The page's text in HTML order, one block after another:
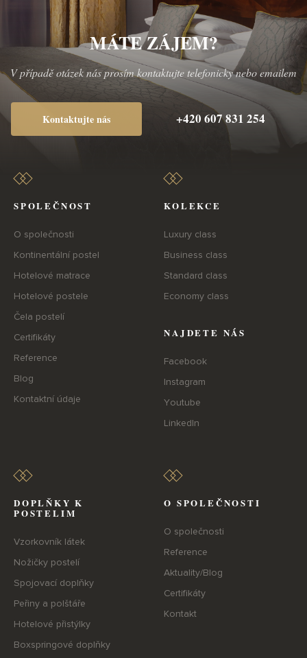
MÁTE ZÁJEM?
V případě otázek nás prosím kontaktujte telefonicky nebo emailem
Kontaktujte nás +420 607 831 254
SPOLEČNOST
O společnosti
Kontinentální postel
Hotelové matrace
Hotelové postele
Čela postelí
Certifikáty
Reference
Blog
Kontaktní údaje
KOLEKCE
Luxury class
Business class
Standard class
Economy class
NAJDETE NÁS
Facebook
Instagram
Youtube
LinkedIn
DOPLŇKY K
POSTELIM
Vzorkovník látek
Nožičky postelí
Spojovací doplňky
Peřiny a polštáře
Hotelové přistýlky
Boxspringové doplňky
O SPOLEČNOSTI
O společnosti
Reference
Aktuality/Blog
Certifikáty
Kontakt